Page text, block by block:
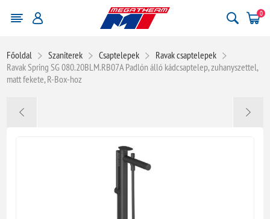
0
Főoldal Szaniterek Csaptelepek
Ravak csaptelepek
Ravak Spring SG 080.20BLM.RB07A Padlón álló kádcsaptelep, zuhanyszettel,
matt fekete, R-Box-hoz